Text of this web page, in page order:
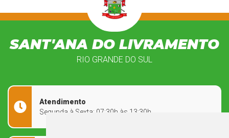
SANT'ANA DO LIVRAMENTO
RIO GRANDE DO SUL
Atendimento
Segunda à Sexta: 07:30h às 13:30h